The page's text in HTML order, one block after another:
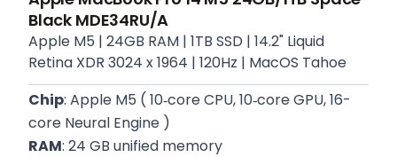
Black MDE34RU/A
Apple M5 | 24GB RAM | 1TB SSD | 14.2" Liquid
Retina XDR 3024 x 1964 | 120Hz | MacOS Tahoe
Chip: Apple M5 ( 10‑core CPU, 10‑core GPU, 16-
core Neural Engine )
RAM: 24 GB unified memory